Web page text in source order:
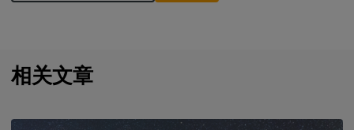
相关文章